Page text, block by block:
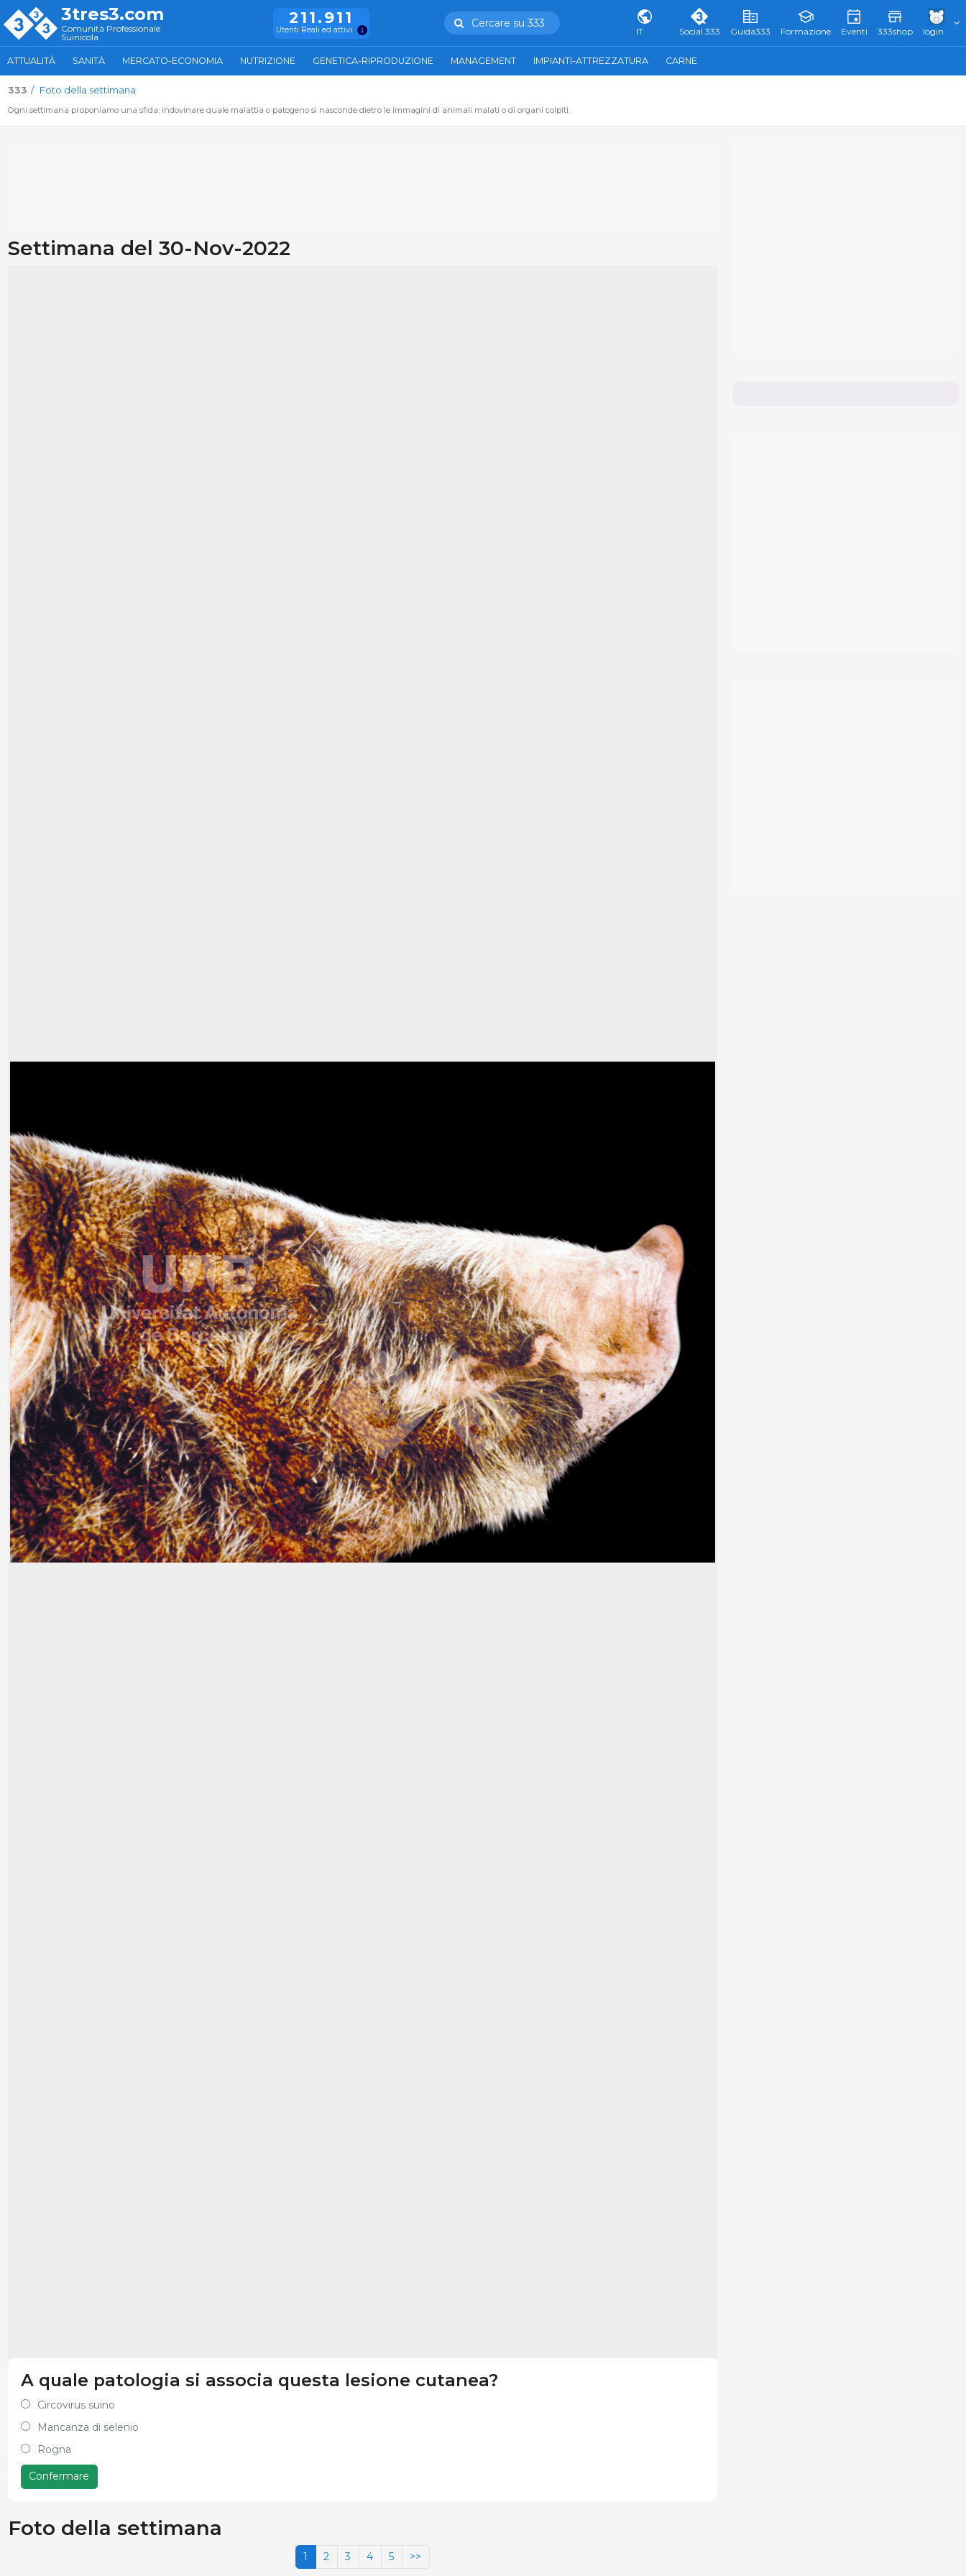
3tres3.com
Comunità Professionale
Suinicola
211.911
Utenti Reali ed attivi
Cercare su 333
IT Social 333 Guida333 Formazione Eventi 333shop login
ATTUALITÀ SANITÀ MERCATO-ECONOMIA NUTRIZIONE GENETICA-RIPRODUZIONE MANAGEMENT IMPIANTI-ATTREZZATURA CARNE
333 Foto della settimana
Ogni settimana proponiamo una sfida: indovinare quale malattia o patogeno si nasconde dietro le immagini di animali malati o di organi colpiti.
Settimana del 30-Nov-2022
A quale patologia si associa questa lesione cutanea?
Circovirus suino
Mancanza di selenio
Rogna
Confermare
Foto della settimana
1 2 3 4 5 >>